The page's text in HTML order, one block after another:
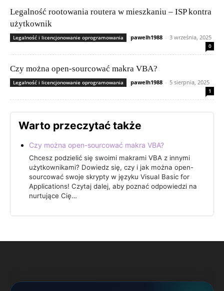
Legalność rootowania routera w mieszkaniu – ISP kontra
użytkownik
Legalność i licencjonowanie oprogramowania pawelh1988 - 3 września, 2025
0
Czy można open-sourcować makra VBA?
Legalność i licencjonowanie oprogramowania pawelh1988 - 5 sierpnia, 2025
1
Warto przeczytać także
Czy można open-sourcować makra VBA?
Chcesz podzielić się swoimi makrami VBA z innymi
użytkownikami? Dowiedz się, czy i jak można open-
sourcować swoje skrypty w języku Visual Basic for
Applications! Czytaj dalej, aby poznać odpowiedzi na
nurtujące Cię…